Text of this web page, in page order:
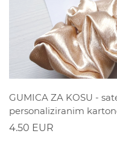
GUMICA ZA KOSU -
personaliziranim
4.50 EUR